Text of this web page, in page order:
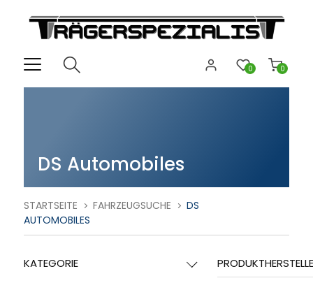
0
0
DS Automobiles
STARTSEITE FAHRZEUGSUCHE
DS
AUTOMOBILES
KATEGORIE